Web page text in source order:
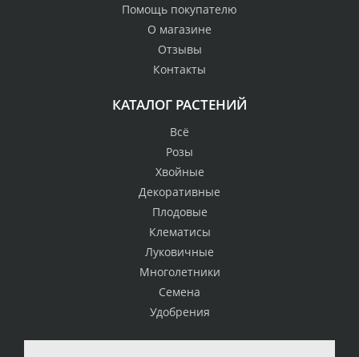
Помощь покупателю
О магазине
Отзывы
Контакты
КАТАЛОГ РАСТЕНИЙ
Всё
Розы
Хвойные
Декоративные
Плодовые
Клематисы
Луковичные
Многолетники
Семена
Удобрения